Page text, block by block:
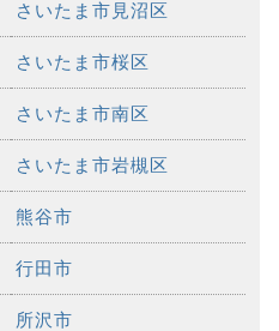
さいたま市見沼区
さいたま市桜区
さいたま市南区
さいたま市岩槻区
熊谷市
行田市
所沢市